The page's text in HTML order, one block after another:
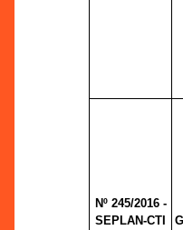
Nº 245/2016 -
SEPLAN-CTI